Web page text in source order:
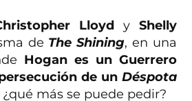
Lloydy Shelly
de The Shining, en una
Hogan es un Guerrero
de unDéspota
¿qué más se puede pedir?